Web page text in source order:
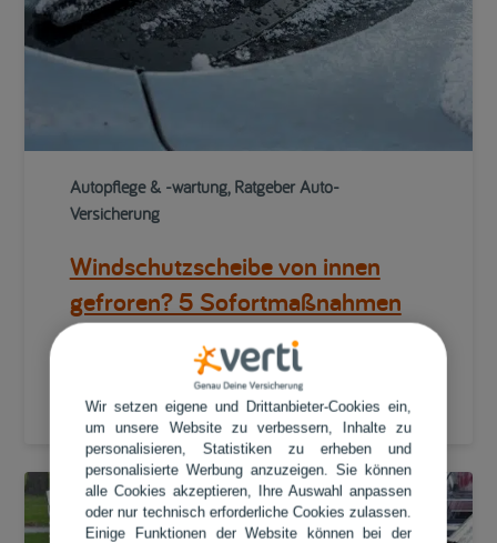
Autopflege & -wartung, Ratgeber Auto-
Versicherung
Windschutzscheibe von innen
gefroren? 5 Sofortmaßnahmen
Linda Ewaldt
Wir setzen eigene und Drittanbieter-Cookies ein,
um unsere Website zu verbessern, Inhalte zu
personalisieren, Statistiken zu erheben und
personalisierte Werbung anzuzeigen. Sie können
alle Cookies akzeptieren, Ihre Auswahl anpassen
oder nur technisch erforderliche Cookies zulassen.
Einige Funktionen der Website können bei der